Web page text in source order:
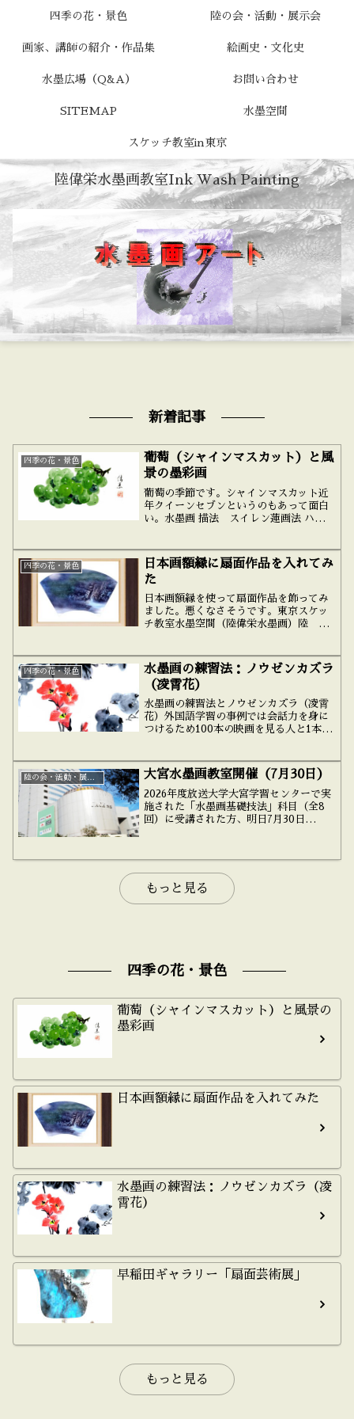
陸偉栄水墨画教室Ink Wash Painting
四季の花・景色 陸の会・活動・展示会
画家、講師の紹介・作品集 絵画史・文化史
水墨広場（Q&A） お問い合わせ
SITEMAP 水墨空間
スケッチ教室in東京
新着記事
四季の花・景色
葡萄（シャインマスカット）と風
景の墨彩画
葡萄の季節です。シャインマスカット近
年クイーンセブンというのもあって面白
い。水墨画 描法 スイレン蓮画法 ハスに
四季の花・景色
日本画額縁に扇面作品を入れてみ
た
日本画額縁を使って扇面作品を飾ってみ
ました。悪くなさそうです。東京スケッ
チ教室水墨空間（陸偉栄水墨画）陸
画簡単7 紅葉渓流
四季の花・景色
水墨画の練習法：ノウゼンカズラ
（凌霄花）
水墨画の練習法とノウゼンカズラ（凌霄
花）外国語学習の事例では会話力を身に
つけるため100本の映画を見る人と1本の
人がいます。同じことですが一つのお手
本を100回、千回...
陸の会・活動・展示会 大宮水墨画教室開催（7月30日）
2026年度放送大学大宮学習センターで実
施された「水墨画基礎技法」科目（全8
回）に受講された方、明日7月30日
もっと見る
四季の花・景色
葡萄（シャインマスカット）と風景の
墨彩画
日本画額縁に扇面作品を入れてみた
水墨画の練習法：ノウゼンカズラ（凌
霄花）
早稲田ギャラリー「扇面芸術展」
もっと見る